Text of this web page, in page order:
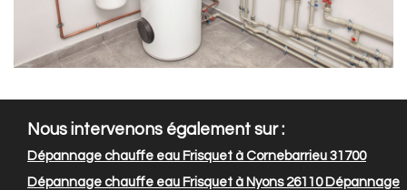
Nous intervenons également sur :
Dépannage chauffe eau Frisquet à Cornebarrieu 31700
Dépannage chauffe eau Frisquet à Nyons 26110Dépannage